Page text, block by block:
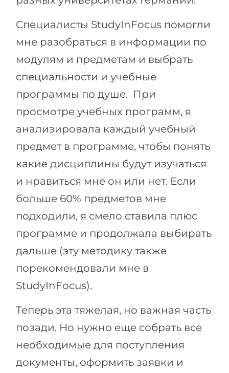
Специалисты StudyInFocus помогли
мне разобраться в информации по
модулям и предметам и выбрать
специальности и учебные
программы по душе. При
просмотре учебных программ, я
анализировала каждый учебный
предмет в программе, чтобы понять
какие дисциплины будут изучаться
и нравиться мне он или нет. Если
больше 60% предметов мне
подходили, я смело ставила плюс
программе и продолжала выбирать
дальше (эту методику также
порекомендовали мне в
StudyInFocus).
Теперь эта тяжелая, но важная часть
позади. Но нужно еще собрать все
необходимые для поступления
документы, оформить заявки и